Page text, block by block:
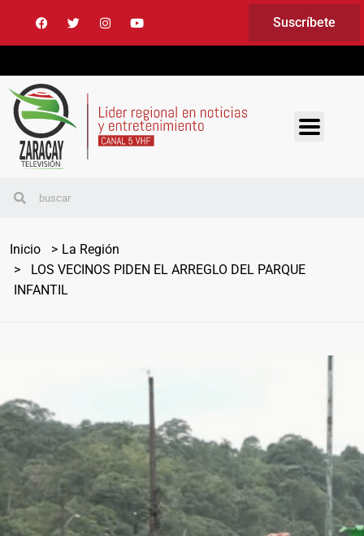
Suscríbete
Inicio
La Región
LOS VECINOS PIDEN EL ARREGLO DEL PARQUE
INFANTIL